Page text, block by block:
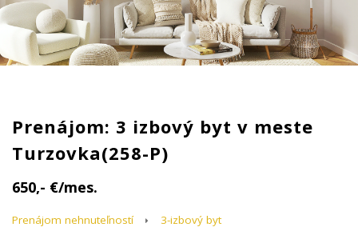
Prenájom: 3 izbový byt v meste
Turzovka(258-P)
650,- €/mes.
Prenájom nehnuteľností 3-izbový byt